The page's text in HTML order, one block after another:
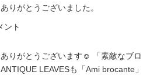
りがとうございました。
ント
りがとうございます☺️ 「素敵なブロ
LEAVESも「Ami brocante」